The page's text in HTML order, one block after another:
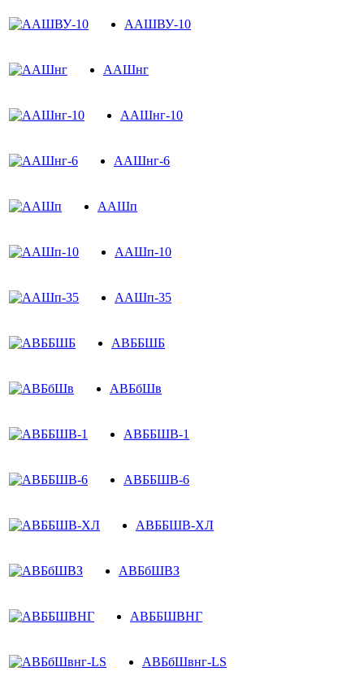
ААШВУ-10
ААШнг
ААШнг-10
ААШнг-6
ААШп
ААШп-10
ААШп-35
АВББШБ
АВБбШв
АВББШВ-1
АВББШВ-6
АВББШВ-ХЛ
АВБбШВЗ
АВББШВНГ
АВБбШвнг-LS